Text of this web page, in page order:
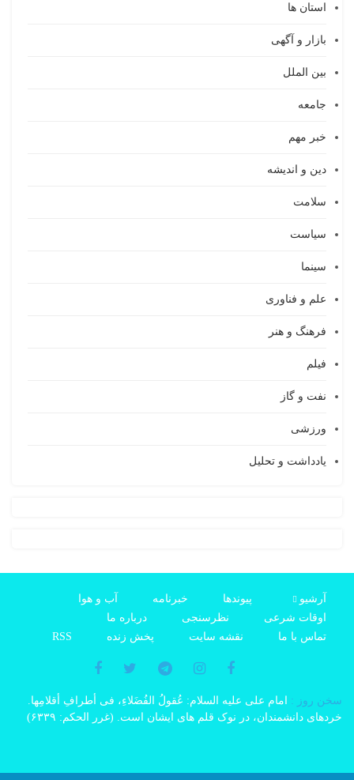
استان ها
بازار و آگهی
بین الملل
جامعه
خبر مهم
دین و اندیشه
سلامت
سیاست
سینما
علم و فناوری
فرهنگ و هنر
فیلم
نفت و گاز
ورزشی
یادداشت و تحلیل
آرشیو پیوندها خبرنامه
آب و هوا
اوقات شرعی
نظرسنجی
درباره ما
تماس با ما
نقشه سایت پخش زنده RSS
سخن روز : امام على علیه السلام: عُقولُ الفُضَلاءِ، فی أطرافِ أقلامِها.
خردهاى دانشمندان، در نوک قلم هاى ایشان است. (غرر الحکم: ۶۳۳۹)